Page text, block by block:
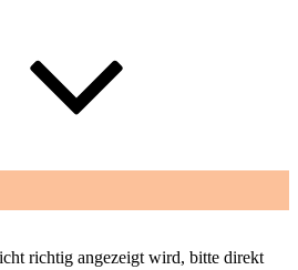
richtig angezeigt wird, bitte direkt